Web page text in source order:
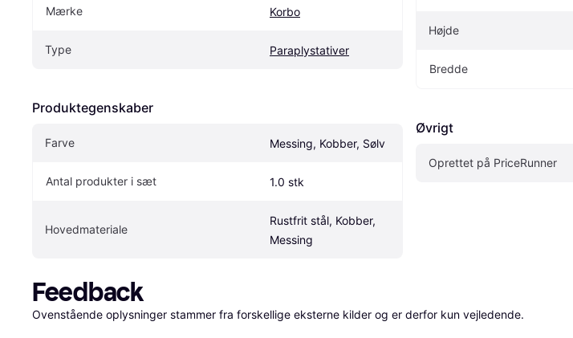
Mærke Korbo
Type Paraplystativer
Produktegenskaber
Farve Messing, Kobber, Sølv
Antal produkter i sæt 1.0 stk
Hovedmateriale
Rustfrit stål, Kobber,
Messing
Højde
Bredde
Øvrigt
Oprettet på PriceRunner
Feedback
Ovenstående oplysninger stammer fra forskellige eksterne kilder og er derfor kun vejledende.